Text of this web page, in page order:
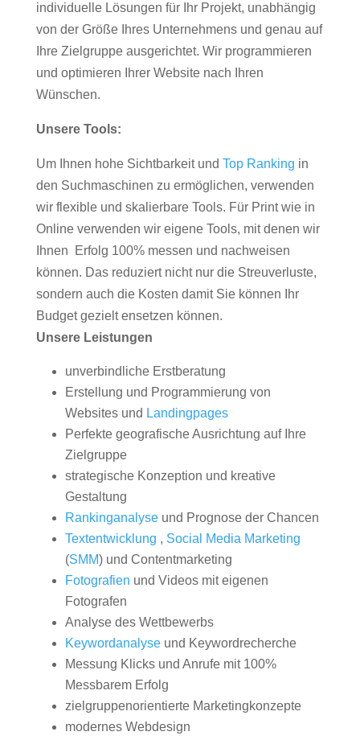
individuelle Lösungen für Ihr Projekt, unabhängig
von der Größe Ihres Unternehmens und genau auf
Ihre Zielgruppe ausgerichtet. Wir programmieren
und optimieren Ihrer Website nach Ihren
Wünschen.
Unsere Tools:
Um Ihnen hohe Sichtbarkeit und Top Ranking in
den Suchmaschinen zu ermöglichen, verwenden
wir flexible und skalierbare Tools. Für Print wie in
Online verwenden wir eigene Tools, mit denen wir
Ihnen Erfolg 100% messen und nachweisen
können. Das reduziert nicht nur die Streuverluste,
sondern auch die Kosten damit Sie können Ihr
Budget gezielt ensetzen können.
Unsere Leistungen
unverbindliche Erstberatung
Erstellung und Programmierung von
Websites und Landingpages
Perfekte geografische Ausrichtung auf Ihre
Zielgruppe
strategische Konzeption und kreative
Gestaltung
Rankinganalyseund Prognose der Chancen
Textentwicklung , Social Media Marketing
(SMM) und Contentmarketing
Fotografien und Videos mit eigenen
Fotografen
Analyse des Wettbewerbs
Keywordanalyseund Keywordrecherche
Messung Klicks und Anrufe mit 100%
Messbarem Erfolg
zielgruppenorientierte Marketingkonzepte
modernes Webdesign